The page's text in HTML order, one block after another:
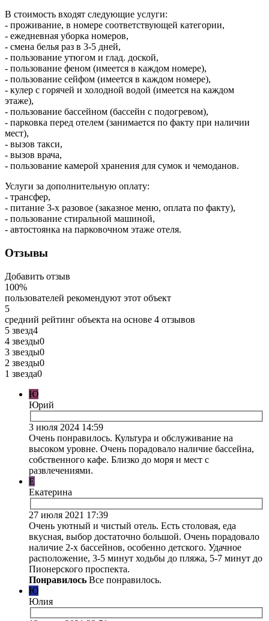
В стоимость входят следующие услуги:
- проживание, в номере соответствующей категории,
- ежедневная уборка номеров,
- смена белья раз в 3-5 дней,
- пользование утюгом и глад. доской,
- пользование феном (имеется в каждом номере),
- пользование сейфом (имеется в каждом номере),
- кулер с горячей и холодной водой (имеется на каждом
этаже),
- пользование бассейном (бассейн с подогревом),
- парковка перед отелем (занимается по факту при наличии
мест),
- вызов такси,
- вызов врача,
- пользование камерой хранения для сумок и чемоданов.
Услуги за дополнительную оплату:
- трансфер,
- питание 3-х разовое (заказное меню, оплата по факту),
- пользование стиральной машиной,
- автостоянка на парковочном этаже отеля.
Отзывы
Добавить отзыв
100%
пользователей рекомендуют этот объект
5
средний рейтинг объекта на основе 4 отзывов
5 звезд4
4 звезды0
3 звезды0
2 звезды0
1 звезда0
Ю
Юрий
3 июля 2024 14:59
Очень понравилось. Культура и обслуживание на
высоком уровне. Очень порадовало наличие бассейна,
собственного кафе. Близко до моря и мест с
развлечениями.
Е
Екатерина
27 июля 2021 17:39
Очень уютный и чистый отель. Есть столовая, еда
вкусная, выбор достаточно большой. Очень порадовало
наличие 2-х бассейнов, особенно детского. Удачное
расположение, 3-5 минут ходьбы до пляжа, 5-7 минут до
Пионерского проспекта.
Понравилось Все понравилось.
Ю
Юлия